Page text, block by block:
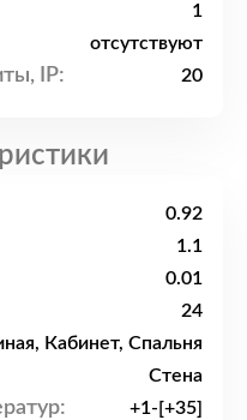
1
отсутствуют
IP: 20
0.92
1.1
0.01
24
Кабинет, Спальня
Стена
+1-[+35]